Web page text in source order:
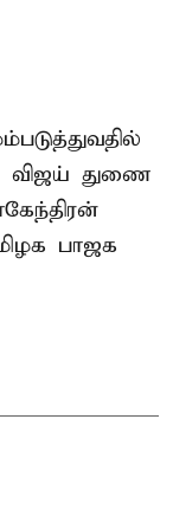
விஜய் துணை
பாஜக